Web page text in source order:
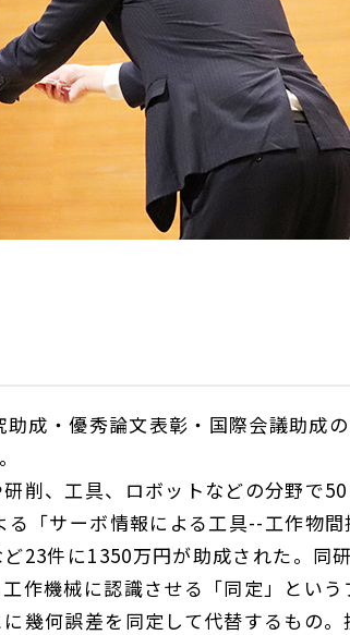
助成・優秀論文表彰・国際会議助成の
削、工具、ロボットなどの分野で50
「サーボ情報による工具--工作物間
23件に1350万円が助成された。同
作機械に認識させる「同定」という
幾何誤差を同定して代替するもの。